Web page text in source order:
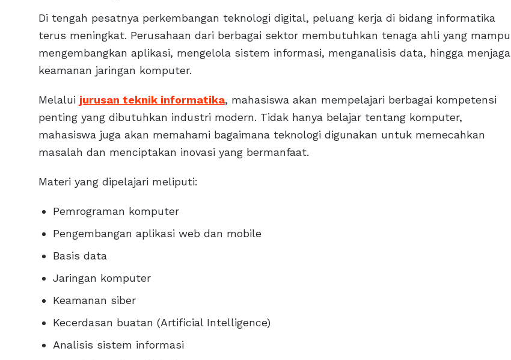
Di tengah pesatnya perkembangan teknologi digital, peluang kerja di bidang informatika
terus meningkat. Perusahaan dari berbagai sektor membutuhkan tenaga ahli yang mampu
mengembangkan aplikasi, mengelola sistem informasi, menganalisis data, hingga menjaga
keamanan jaringan komputer.
Melalui jurusan teknik informatika, mahasiswa akan mempelajari berbagai kompetensi
penting yang dibutuhkan industri modern. Tidak hanya belajar tentang komputer,
mahasiswa juga akan memahami bagaimana teknologi digunakan untuk memecahkan
masalah dan menciptakan inovasi yang bermanfaat.
Materi yang dipelajari meliputi:
Pemrograman komputer
Pengembangan aplikasi web dan mobile
Basis data
Jaringan komputer
Keamanan siber
Kecerdasan buatan (Artificial Intelligence)
Analisis sistem informasi